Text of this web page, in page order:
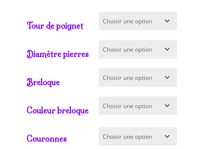
Tour de poignet
Diamètre pierres
Breloque
Couleur breloque
Couronnes